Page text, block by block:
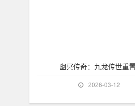
幽冥传奇：九龙传世重
2026-03-12